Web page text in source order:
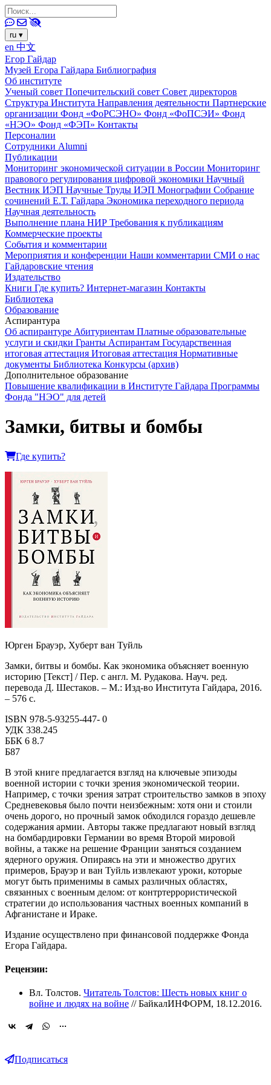
ru ▾
en 中文
Егор Гайдар
Музей Егора Гайдара Библиография
Об институте
Ученый совет Попечительский совет Совет директоров
Структура Института Направления деятельности Партнерские
организации Фонд «ФоРСЭНО» Фонд «ФоПСЭИ» Фонд
«НЭО» Фонд «ФЭП» Контакты
Персоналии
Сотрудники Alumni
Публикации
Мониторинг экономической ситуации в России Мониторинг
правового регулирования цифровой экономики Научный
Вестник ИЭП Научные Труды ИЭП Монографии Собрание
сочинений Е.Т. Гайдара Экономика переходного периода
Научная деятельность
Выполнение плана НИР Требования к публикациям
Коммерческие проекты
События и комментарии
Мероприятия и конференции Наши комментарии СМИ о нас
Гайдаровские чтения
Издательство
Книги Где купить? Интернет-магазин Контакты
Библиотека
Образование
Аспирантура
Об аспирантуре Абитуриентам Платные образовательные
услуги и скидки Гранты Аспирантам Государственная
итоговая аттестация Итоговая аттестация Нормативные
документы Библиотека Конкурсы (архив)
Дополнительное образование
Повышение квалификации в Институте Гайдара Программы
Фонда "НЭО" для детей
Замки, битвы и бомбы
Где купить?
Юрген Брауэр, Хуберт ван Туйль
Замки, битвы и бомбы. Как экономика объясняет военную
историю [Текст] / Пер. с англ. М. Рудакова. Науч. ред.
перевода Д. Шестаков. – М.: Изд-во Института Гайдара, 2016.
– 576 с.
ISBN 978-5-93255-447- 0
УДК 338.245
ББК 6 8.7
Б87
В этой книге предлагается взгляд на ключевые эпизоды
военной истории с точки зрения экономической теории.
Например, с точки зрения затрат строительство замков в эпоху
Средневековья было почти неизбежным: хотя они и стоили
очень дорого, но прочный замок обходился гораздо дешевле
содержания армии. Авторы также предлагают новый взгляд
на бомбардировки Германии во время Второй мировой
войны, а также на решение Франции заняться созданием
ядерного оружия. Опираясь на эти и множество других
примеров, Брауэр и ван Туйль извлекают уроки, которые
могут быть применимы в самых различных областях,
связанных с военным делом: от контртеррористической
стратегии до использования частных военных компаний в
Афганистане и Ираке.
Издание осуществлено при финансовой поддержке Фонда
Егора Гайдара.
Рецензии:
Вл. Толстов. Читатель Толстов: Шесть новых книг о
войне и людях на войне // БайкалИНФОРМ, 18.12.2016.
Подписаться